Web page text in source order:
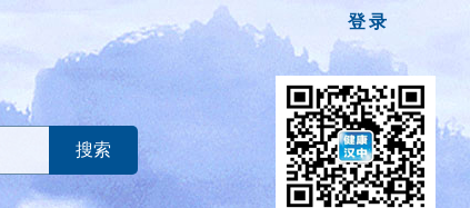
登录